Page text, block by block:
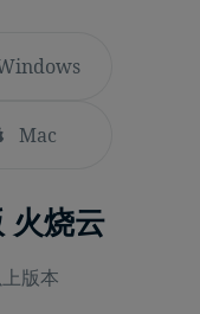
Mac
烧云
版本